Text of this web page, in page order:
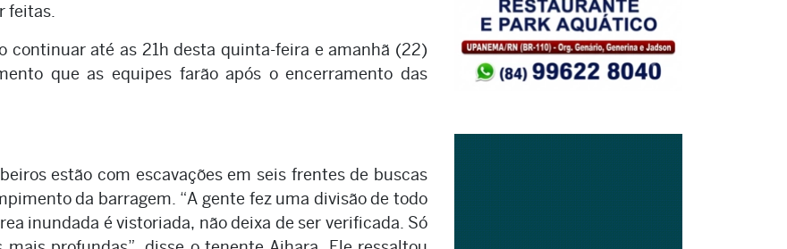
feitas.
continuar até as 21h desta quinta-feira e amanhã (22)
que as equipes farão após o encerramento das
estão com escavações em seis frentes de buscas
da barragem. “A gente fez uma divisão de todo
inundada é vistoriada, não deixa de ser verificada. Só